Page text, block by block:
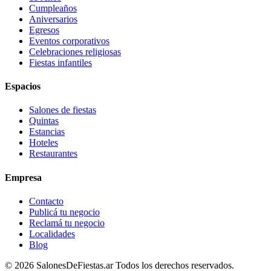
Cumpleaños
Aniversarios
Egresos
Eventos corporativos
Celebraciones religiosas
Fiestas infantiles
Espacios
Salones de fiestas
Quintas
Estancias
Hoteles
Restaurantes
Empresa
Contacto
Publicá tu negocio
Reclamá tu negocio
Localidades
Blog
© 2026 SalonesDeFiestas.arTodos los derechos reservados.